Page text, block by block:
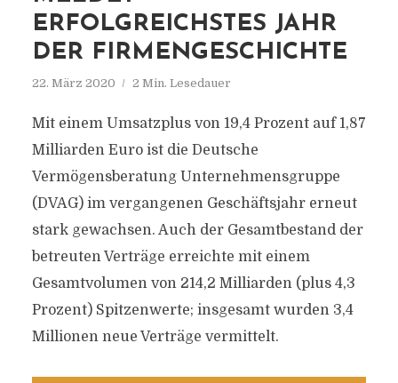
ERFOLGREICHSTES JAHR
DER FIRMENGESCHICHTE
22. März 2020 2 Min. Lesedauer
Mit einem Umsatzplus von 19,4 Prozent auf 1,87
Milliarden Euro ist die Deutsche
Vermögensberatung Unternehmensgruppe
(DVAG) im vergangenen Geschäftsjahr erneut
stark gewachsen. Auch der Gesamtbestand der
betreuten Verträge erreichte mit einem
Gesamtvolumen von 214,2 Milliarden (plus 4,3
Prozent) Spitzenwerte; insgesamt wurden 3,4
Millionen neue Verträge vermittelt.